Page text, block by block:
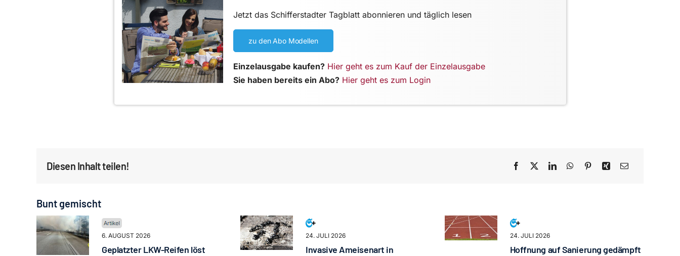
Jetzt das Schifferstadter Tagblatt abonnieren und täglich lesen
zu den Abo Modellen
Einzelausgabe kaufen? Hier geht es zum Kauf der Einzelausgabe
Sie haben bereits ein Abo? Hier geht es zum Login
Diesen Inhalt teilen!
Bunt gemischt
6. AUGUST 2026
Geplatzter LKW-Reifen löst
24. JULI 2026
Invasive Ameisenart in
24. JULI 2026
Hoffnung auf Sanierung gedämpft